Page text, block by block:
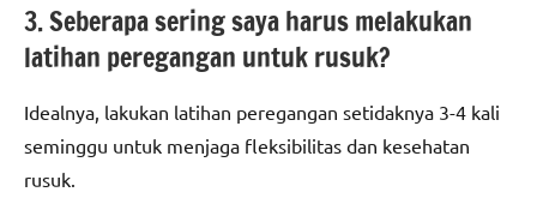
3. Seberapa sering saya harus melakukan
latihan peregangan untuk rusuk?
Idealnya, lakukan latihan peregangan setidaknya 3-4 kali
seminggu untuk menjaga fleksibilitas dan kesehatan
rusuk.